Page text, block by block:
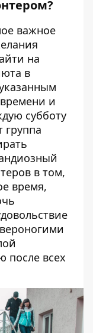
важное
на
в
и
субботу
группа
в том,
время,
после всех